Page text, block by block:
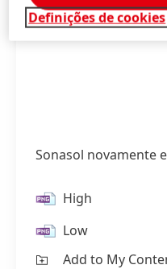
Sonasol novamente
High
Low
Add to My
Definições de cookies